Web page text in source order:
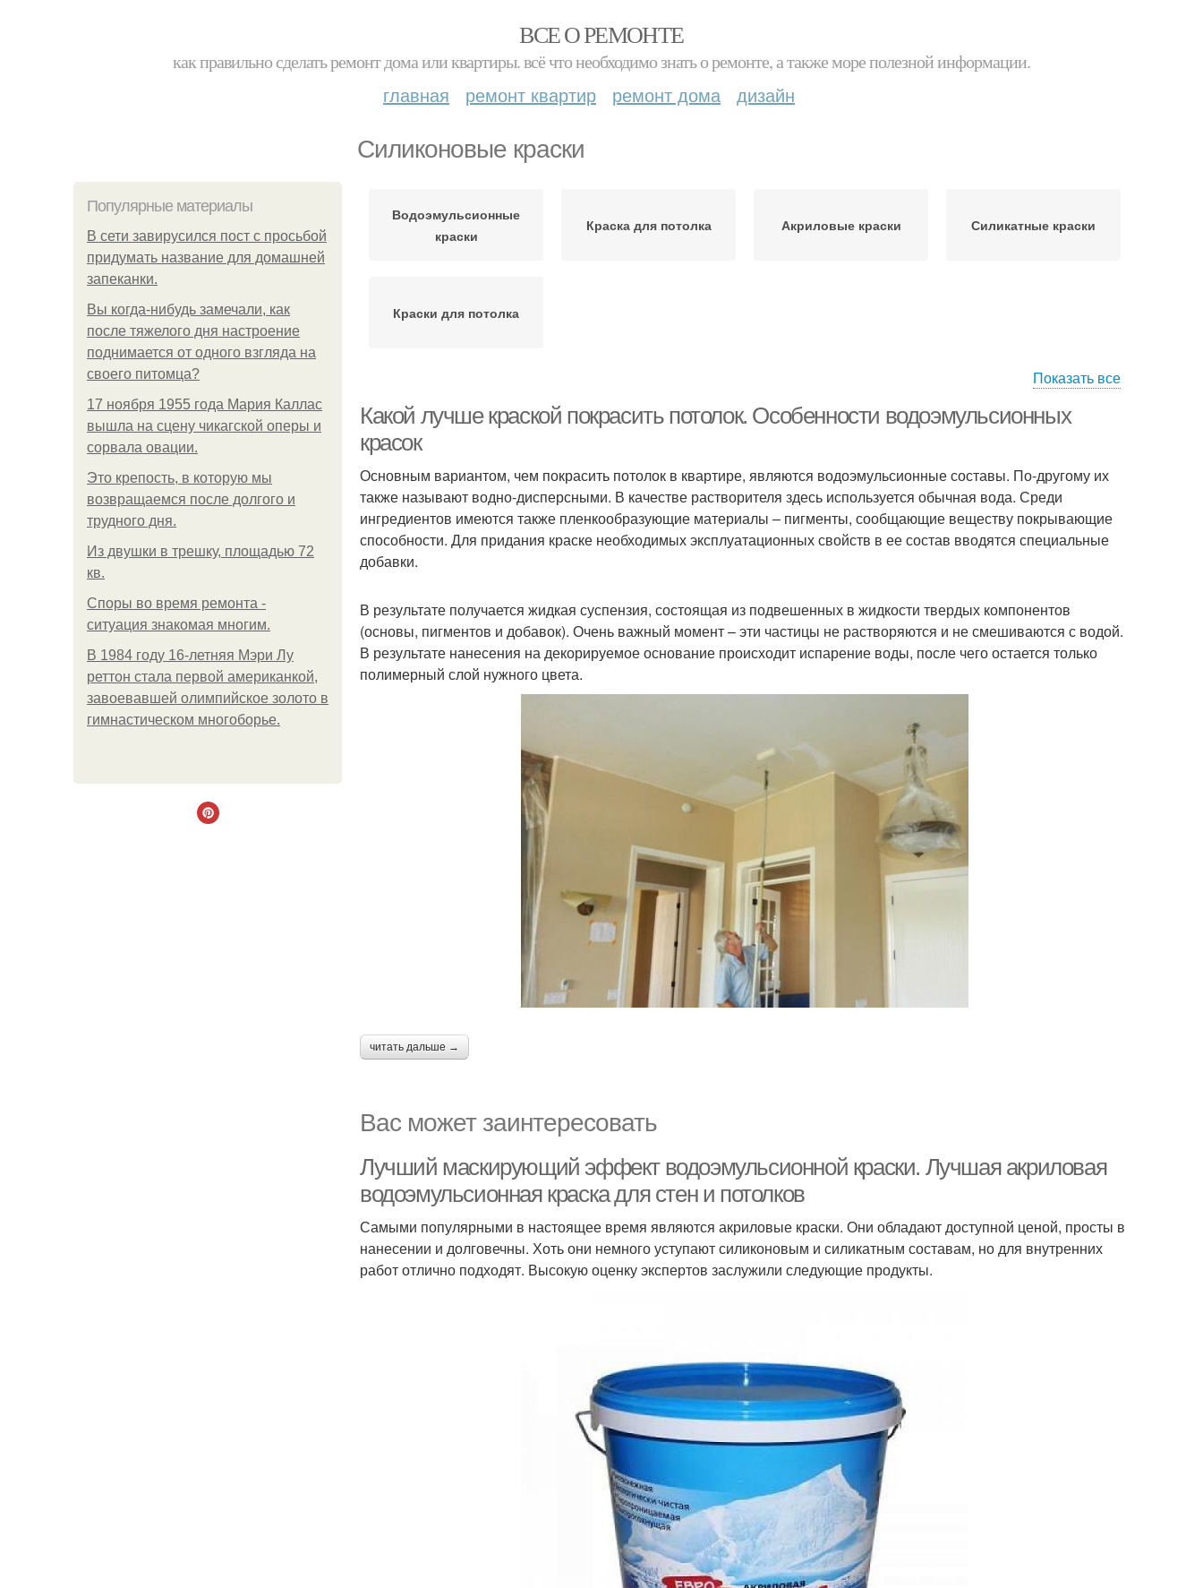
ВСЕ О РЕМОНТЕ
как правильно сделать ремонт дома или квартиры. всё что необходимо знать о ремонте, а также море полезной информации.
главная ремонт квартир ремонт дома дизайн
Силиконовые краски
Популярные материалы
В сети завирусился пост с просьбой
придумать название для домашней
запеканки.
Вы когда-нибудь замечали, как
после тяжелого дня настроение
поднимается от одного взгляда на
своего питомца?
17 ноября 1955 года Мария Каллас
вышла на сцену чикагской оперы и
сорвала овации.
Это крепость, в которую мы
возвращаемся после долгого и
трудного дня.
Из двушки в трешку, площадью 72
кв.
Споры во время ремонта -
ситуация знакомая многим.
В 1984 году 16-летняя Мэри Лу
реттон стала первой американкой,
завоевавшей олимпийское золото в
гимнастическом многоборье.
Водоэмульсионные
краски
Краска для потолка Акриловые краски Силикатные краски
Краски для потолка
Показать все
Какой лучше краской покрасить потолок. Особенности водоэмульсионных
красок
Основным вариантом, чем покрасить потолок в квартире, являются водоэмульсионные составы. По-другому их
также называют водно-дисперсными. В качестве растворителя здесь используется обычная вода. Среди
ингредиентов имеются также пленкообразующие материалы – пигменты, сообщающие веществу покрывающие
способности. Для придания краске необходимых эксплуатационных свойств в ее состав вводятся специальные
добавки.
В результате получается жидкая суспензия, состоящая из подвешенных в жидкости твердых компонентов
(основы, пигментов и добавок). Очень важный момент – эти частицы не растворяются и не смешиваются с водой.
В результате нанесения на декорируемое основание происходит испарение воды, после чего остается только
полимерный слой нужного цвета.
читать дальше →
Вас может заинтересовать
Лучший маскирующий эффект водоэмульсионной краски. Лучшая акриловая
водоэмульсионная краска для стен и потолков
Самыми популярными в настоящее время являются акриловые краски. Они обладают доступной ценой, просты в
нанесении и долговечны. Хоть они немного уступают силиконовым и силикатным составам, но для внутренних
работ отлично подходят. Высокую оценку экспертов заслужили следующие продукты.